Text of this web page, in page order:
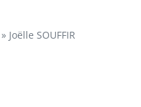
» Joëlle SOUFFIR